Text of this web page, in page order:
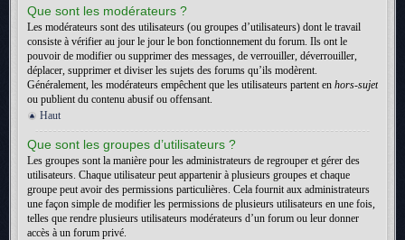
Que sont les modérateurs ?
Les modérateurs sont des utilisateurs (ou groupes d’utilisateurs) dont le travail
consiste à vérifier au jour le jour le bon fonctionnement du forum. Ils ont le
pouvoir de modifier ou supprimer des messages, de verrouiller, déverrouiller,
déplacer, supprimer et diviser les sujets des forums qu’ils modèrent.
Généralement, les modérateurs empêchent que les utilisateurs partent en hors-sujet
ou publient du contenu abusif ou offensant.
Haut
Que sont les groupes d’utilisateurs ?
Les groupes sont la manière pour les administrateurs de regrouper et gérer des
utilisateurs. Chaque utilisateur peut appartenir à plusieurs groupes et chaque
groupe peut avoir des permissions particulières. Cela fournit aux administrateurs
une façon simple de modifier les permissions de plusieurs utilisateurs en une fois,
telles que rendre plusieurs utilisateurs modérateurs d’un forum ou leur donner
accès à un forum privé.